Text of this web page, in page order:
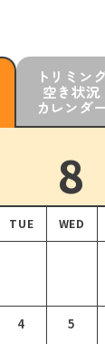
トリミン
空き状況
カレンダー
8
TUE WED
4 5
9
TUE WED
8 9
10
TUE WED
6 7
11
TUE WED
10 11
12
TUE WED
8 9
1
TUE WED
5 6